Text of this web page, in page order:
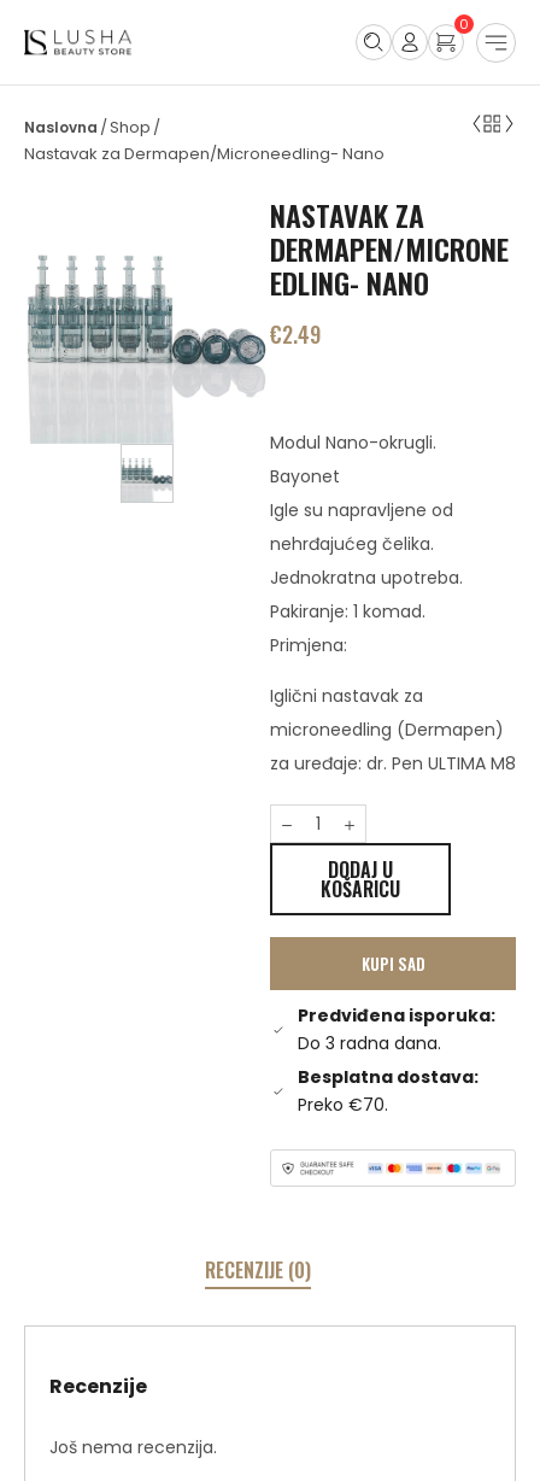
0
/Shop /
Nastavak za Dermapen/Microneedling- Nano
NASTAVAK ZA
DERMAPEN/MICRONE
EDLING- NANO
€2.49
Modul Nano-okrugli.
Bayonet
Igle su napravljene od
nehrđajućeg čelika.
Jednokratna upotreba.
Pakiranje: 1 komad.
Primjena:
Iglični nastavak za
microneedling (Dermapen)
za uređaje: dr. Pen ULTIMA M8
DODAJ U
KOŠARICU
KUPI SAD
Predviđena isporuka:
Do 3 radna dana.
Besplatna dostava:
Preko €70.
RECENZIJE (0)
Recenzije
Još nema recenzija.